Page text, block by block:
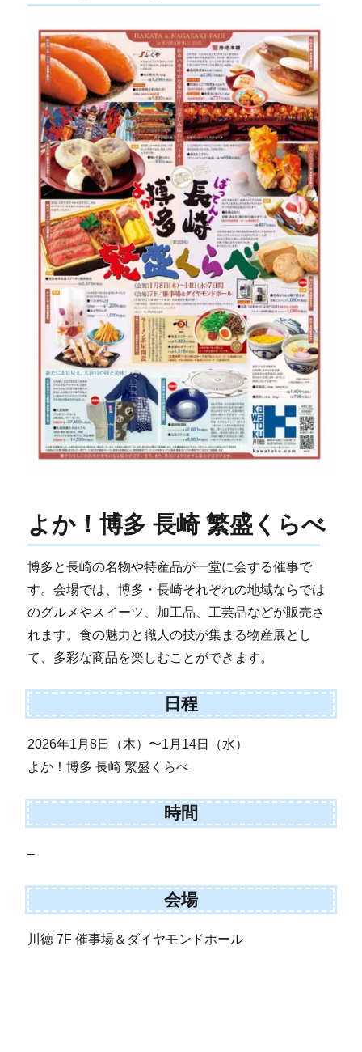
よか！博多 長崎 繁盛くらべ
博多と長崎の名物や特産品が一堂に会する催事で
す。会場では、博多・長崎それぞれの地域ならでは
のグルメやスイーツ、加工品、工芸品などが販売さ
れます。食の魅力と職人の技が集まる物産展とし
て、多彩な商品を楽しむことができます。
日程
2026年1月8日（木）〜1月14日（水）
よか！博多 長崎 繁盛くらべ
時間
–
会場
川徳 7F 催事場＆ダイヤモンドホール